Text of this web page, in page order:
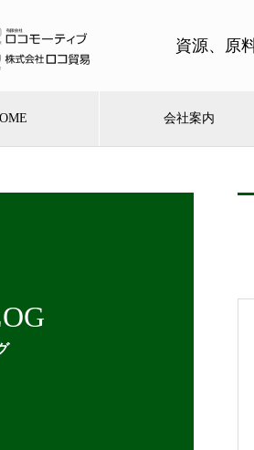
資源、原
会社案内